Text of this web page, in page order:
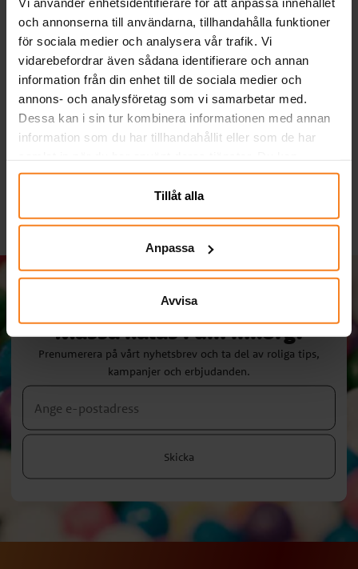
och annonserna till användarna, tillhandahålla funktioner
för sociala medier och analysera vår trafik. Vi
vidarebefordrar även sådana identifierare och annan
information från din enhet till de sociala medier och
annons- och analysföretag som vi samarbetar med.
Dessa kan i sin tur kombinera informationen med annan
information som du har tillhandahållit eller som de har
närsomhelst ändra ditt samtycke.
Tillåt alla
Anpassa
Avvisa
Serpentiner - Vit
Pris : 19,00 kr
19,00 kr
Ballonger - Gröna 10-
pack
Pris:29,00 kr
29,00 kr
Massa kalas i din inkorg!
Prenumerera på vårt nyhetsbrev och ta del av roliga tips,
kampanjer och erbjudanden.
Skicka